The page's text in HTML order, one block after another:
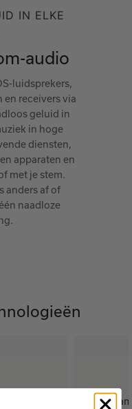
IN ELKE
audio
luidsprekers,
en receivers via
geluid in
in hoge
diensten,
apparaten en
met je stem.
anders af of
naadloze